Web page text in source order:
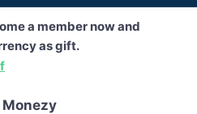
a member now and
as gift.